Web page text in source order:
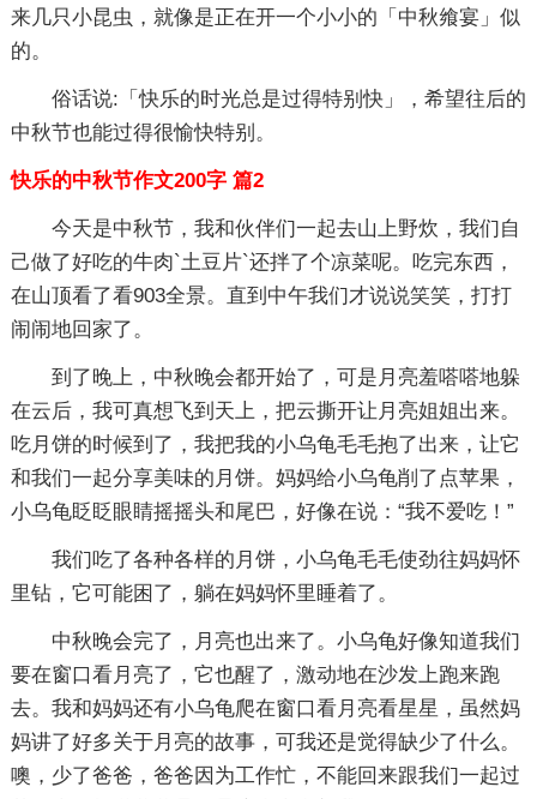
来几只小昆虫，就像是正在开一个小小的「中秋飨宴」似
的。
俗话说:「快乐的时光总是过得特别快」，希望往后的
中秋节也能过得很愉快特别。
快乐的中秋节作文200字 篇2
今天是中秋节，我和伙伴们一起去山上野炊，我们自
己做了好吃的牛肉`土豆片`还拌了个凉菜呢。吃完东西，
在山顶看了看903全景。直到中午我们才说说笑笑，打打
闹闹地回家了。
到了晚上，中秋晚会都开始了，可是月亮羞嗒嗒地躲
在云后，我可真想飞到天上，把云撕开让月亮姐姐出来。
吃月饼的时候到了，我把我的小乌龟毛毛抱了出来，让它
和我们一起分享美味的月饼。妈妈给小乌龟削了点苹果，
小乌龟眨眨眼睛摇摇头和尾巴，好像在说：“我不爱吃！”
我们吃了各种各样的月饼，小乌龟毛毛使劲往妈妈怀
里钻，它可能困了，躺在妈妈怀里睡着了。
中秋晚会完了，月亮也出来了。小乌龟好像知道我们
要在窗口看月亮了，它也醒了，激动地在沙发上跑来跑
去。我和妈妈还有小乌龟爬在窗口看月亮看星星，虽然妈
妈讲了好多关于月亮的故事，可我还是觉得缺少了什么。
噢，少了爸爸，爸爸因为工作忙，不能回来跟我们一起过